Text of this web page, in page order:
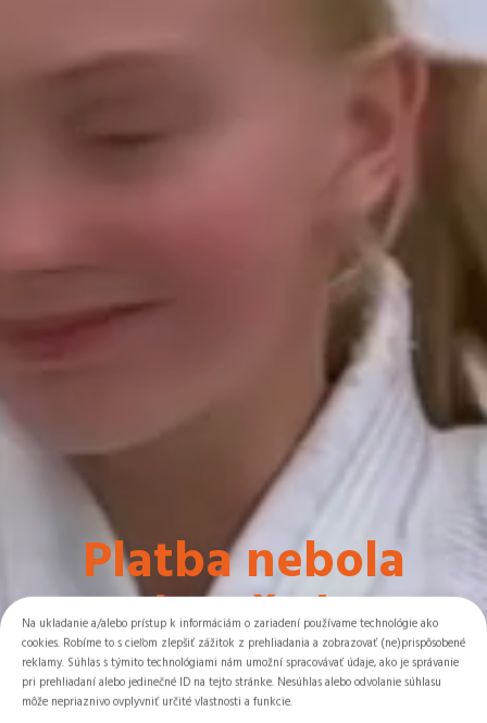
Na ukladanie a/alebo prístup k informáciám o zariadení používame technológie ako
cookies. Robíme to s cieľom zlepšiť zážitok z prehliadania a zobrazovať (ne)prispôsobené
reklamy. Súhlas s týmito technológiami nám umožní spracovávať údaje, ako je správanie
pri prehliadaní alebo jedinečné ID na tejto stránke. Nesúhlas alebo odvolanie súhlasu
môže nepriaznivo ovplyvniť určité vlastnosti a funkcie.
Platba nebola
úspešná!